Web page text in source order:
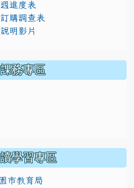
進度表
購調查表
明影片
課務專區
學習專區
市教育局